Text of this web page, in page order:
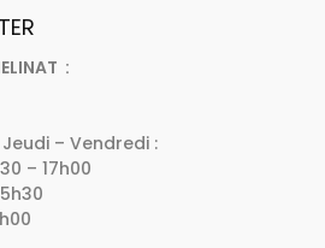
:
– Vendredi :
– 17h00